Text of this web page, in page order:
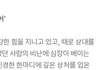
’
힘을 지니고 있고, 때로 상대를
사람의 비난에 심장이 베이는
한 한마디에 깊은 상처를 입은